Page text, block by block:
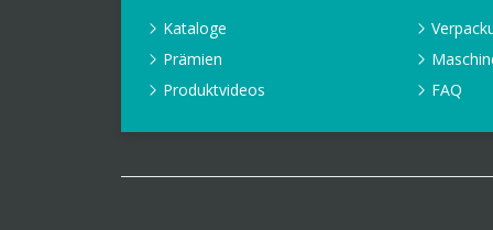
Kataloge
Prämien
Produktvideos
FAQ